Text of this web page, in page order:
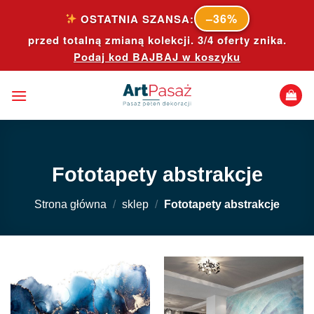
content
OSTATNIA SZANSA: –36%
przed totalną zmianą kolekcji. 3/4 oferty znika.
Podaj kod BAJBAJ w koszyku
Fototapety abstrakcje
Strona główna / sklep / Fototapety abstrakcje